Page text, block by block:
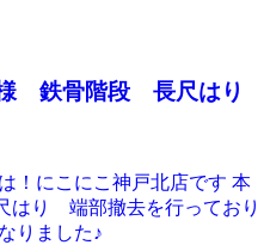
鉄骨階段 長尺はり
！にこにこ神戸北店です 本
はり 端部撤去を行っており
なりました♪